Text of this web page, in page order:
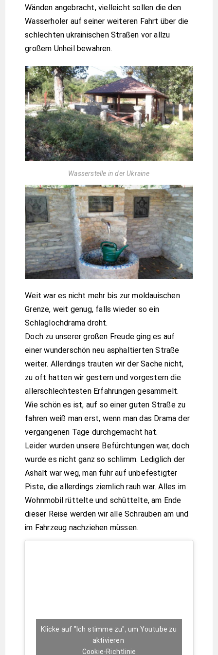
Wänden angebracht, vielleicht sollen die den
Wasserholer auf seiner weiteren Fahrt über die
schlechten ukrainischen Straßen vor allzu
großem Unheil bewahren.
Wasserstelle in der Ukraine
Weit war es nicht mehr bis zur moldauischen
Grenze, weit genug, falls wieder so ein
Schlaglochdrama droht.
Doch zu unserer großen Freude ging es auf
einer wunderschön neu asphaltierten Straße
weiter. Allerdings trauten wir der Sache nicht,
zu oft hatten wir gestern und vorgestern die
allerschlechtesten Erfahrungen gesammelt.
Wie schön es ist, auf so einer guten Straße zu
fahren weiß man erst, wenn man das Drama der
vergangenen Tage durchgemacht hat.
Leider wurden unsere Befürchtungen war, doch
wurde es nicht ganz so schlimm. Lediglich der
Ashalt war weg, man fuhr auf unbefestigter
Piste, die allerdings ziemlich rauh war. Alles im
Wohnmobil rüttelte und schüttelte, am Ende
dieser Reise werden wir alle Schrauben am und
im Fahrzeug nachziehen müssen.
Klicke auf "Ich stimme zu", um Youtube zu
aktivieren
Cookie-Richtlinie